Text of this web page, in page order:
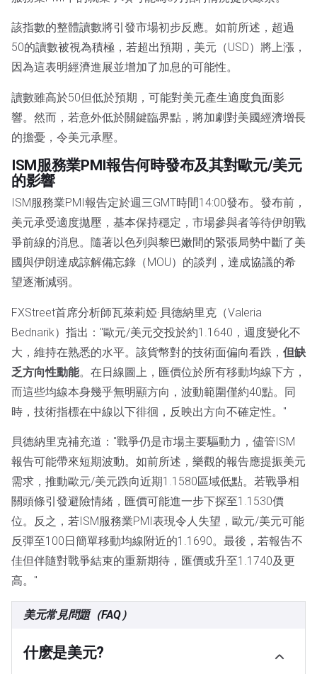
該指數的整體讀數將引發市場初步反應。如前所述，超過
50的讀數被視為積極，若超出預期，美元（USD）將上漲，
因為這表明經濟進展並增加了加息的可能性。
讀數雖高於50但低於預期，可能對美元產生適度負面影
響。然而，若意外低於關鍵臨界點，將加劇對美國經濟增長
的擔憂，令美元承壓。
ISM服務業PMI報告何時發布及其對歐元/美元
的影響
ISM服務業PMI報告定於週三GMT時間14:00發布。發布前，
美元承受適度拋壓，基本保持穩定，市場參與者等待伊朗戰
爭前線的消息。隨著以色列與黎巴嫩間的緊張局勢中斷了美
國與伊朗達成諒解備忘錄（MOU）的談判，達成協議的希
望逐漸減弱。
FXStreet首席分析師瓦萊莉婭·貝德納里克（Valeria
Bednarik）指出："歐元/美元交投於約1.1640，週度變化不
大，維持在熟悉的水平。該貨幣對的技術面偏向看跌， 但缺
乏方向性動能。在日線圖上，匯價位於所有移動均線下方，
而這些均線本身幾乎無明顯方向，波動範圍僅約40點。同
時，技術指標在中線以下徘徊，反映出方向不確定性。"
貝德納里克補充道："戰爭仍是市場主要驅動力，儘管ISM
報告可能帶來短期波動。如前所述，樂觀的報告應提振美元
需求，推動歐元/美元跌向近期1.1580區域低點。若戰爭相
關頭條引發避險情緒，匯價可能進一步下探至1.1530價
位。反之，若ISM服務業PMI表現令人失望，歐元/美元可能
反彈至100日簡單移動均線附近的1.1690。最後，若報告不
佳但伴隨對戰爭結束的重新期待，匯價或升至1.1740及更
高。"
美元常見問題（FAQ）
什麽是美元?